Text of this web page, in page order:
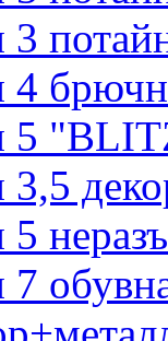
4
5